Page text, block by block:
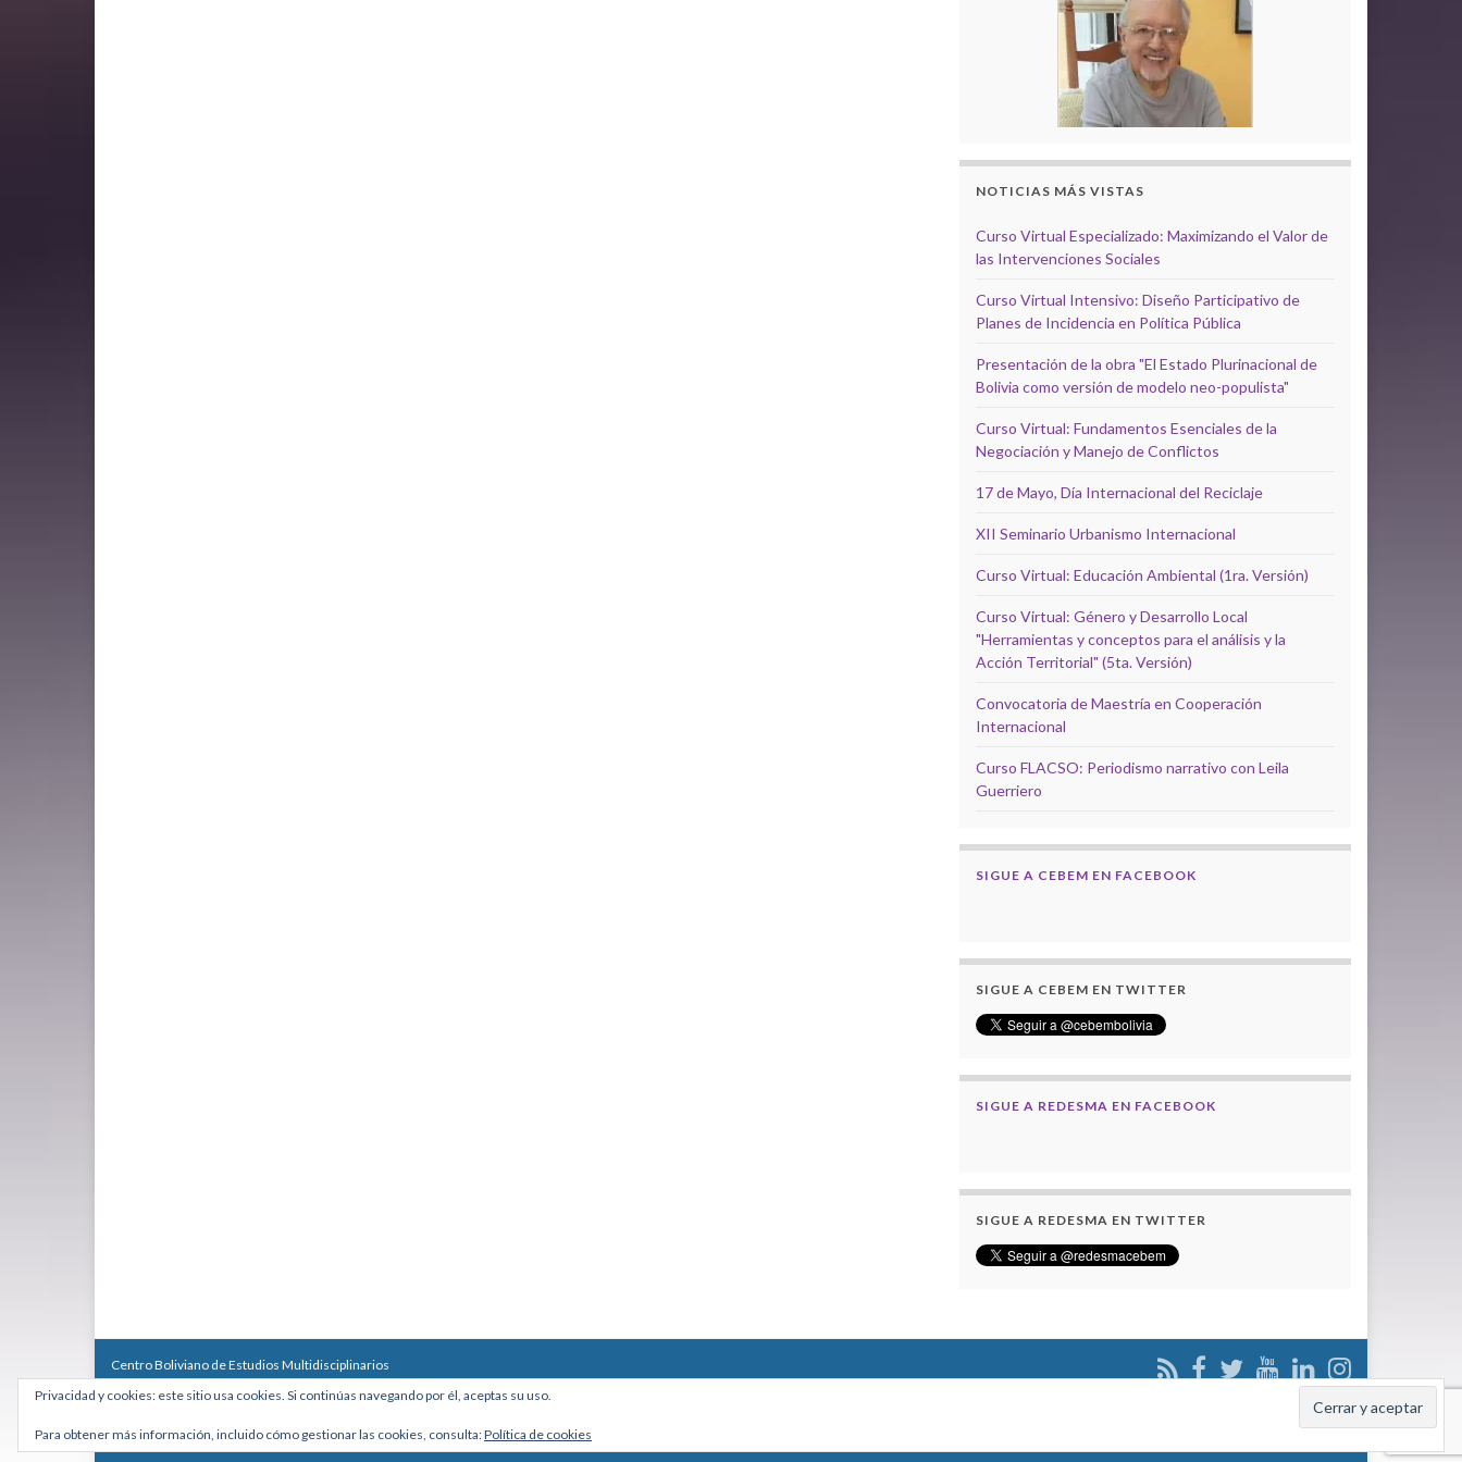
NOTICIAS MÁS VISTAS
Curso Virtual Especializado: Maximizando el Valor de
las Intervenciones Sociales
Curso Virtual Intensivo: Diseño Participativo de
Planes de Incidencia en Política Pública
Presentación de la obra "El Estado Plurinacional de
Bolivia como versión de modelo neo-populista"
Curso Virtual: Fundamentos Esenciales de la
Negociación y Manejo de Conflictos
17 de Mayo, Día Internacional del Reciclaje
XII Seminario Urbanismo Internacional
Curso Virtual: Educación Ambiental (1ra. Versión)
Curso Virtual: Género y Desarrollo Local
"Herramientas y conceptos para el análisis y la
Acción Territorial" (5ta. Versión)
Convocatoria de Maestría en Cooperación
Internacional
Curso FLACSO: Periodismo narrativo con Leila
Guerriero
SIGUE A CEBEM EN FACEBOOK
SIGUE A CEBEM EN TWITTER
SIGUE A REDESMA EN FACEBOOK
SIGUE A REDESMA EN TWITTER
Centro Boliviano de Estudios Multidisciplinarios
Calle Macario Pinilla # 2588 esq. Av. Arce, Edificio Arcadia, Mezzanine, Of. 101 - La Paz, Bolivia
Teléfono: +591 2431818 - Celular: +591 73027636
Hecho con
por Graphene Themes.
Privacidad y cookies: este sitio usa cookies. Si continúas navegando por él, aceptas su uso.
Para obtener más información, incluido cómo gestionar las cookies, consulta:Política de cookies